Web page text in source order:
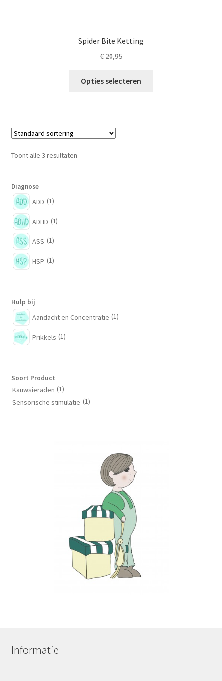
Spider Bite Ketting
€20,95
Opties selecteren
Toont alle 3 resultaten
Diagnose
ADD (1)
ADHD (1)
ASS (1)
HSP (1)
Hulp bij
Aandacht en Concentratie (1)
Prikkels (1)
Soort Product
Kauwsieraden (1)
Sensorische stimulatie (1)
Informatie